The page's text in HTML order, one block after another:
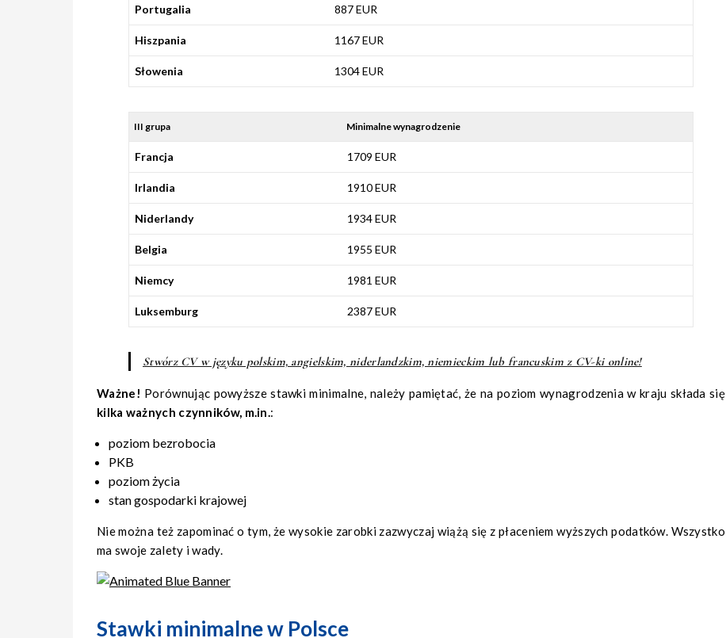
Portugalia 887 EUR
Hiszpania 1167 EUR
Słowenia 1304 EUR
III grupa Minimalne wynagrodzenie
Francja 1709 EUR
Irlandia 1910 EUR
Niderlandy 1934 EUR
Belgia 1955 EUR
Niemcy 1981 EUR
Luksemburg 2387 EUR
Stwórz CV w języku polskim, angielskim, niderlandzkim, niemieckim lub francuskim z CV-ki online!
Ważne! Porównując powyższe stawki minimalne, należy pamiętać, że na poziom wynagrodzenia w kraju składa się
kilka ważnych czynników, m.in.:
poziom bezrobocia
PKB
poziom życia
stan gospodarki krajowej
Nie można też zapominać o tym, że wysokie zarobki zazwyczaj wiążą się z płaceniem wyższych podatków. Wszystko
ma swoje zalety i wady.
Stawki minimalne w Polsce